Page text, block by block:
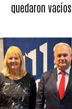
quedaron vacíos